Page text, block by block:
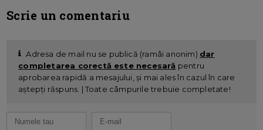
Scrie un comentariu
Adresa de mail nu se publică (ramâi anonim) dar
completarea corectă este necesară pentru
aprobarea rapidă a mesajului, și mai ales în cazul în care
aștepți răspuns. | Toate câmpurile trebuie completate!